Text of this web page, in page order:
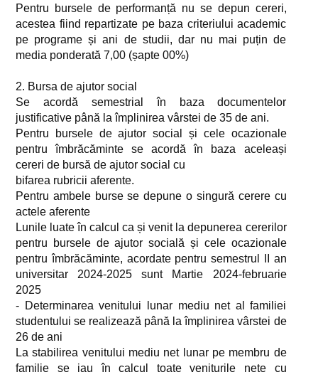
Pentru bursele de performanță nu se depun cereri,
acestea fiind repartizate pe baza criteriului academic
pe programe și ani de studii, dar nu mai puțin de
media ponderată 7,00 (șapte 00%)
2. Bursa de ajutor social
Se acordă semestrial în baza documentelor
justificative până la împlinirea vârstei de 35 de ani.
Pentru bursele de ajutor social și cele ocazionale
pentru îmbrăcăminte se acordă în baza aceleași
cereri de bursă de ajutor social cu
bifarea rubricii aferente.
Pentru ambele burse se depune o singură cerere cu
actele aferente
Lunile luate în calcul ca și venit la depunerea cererilor
pentru bursele de ajutor socială și cele ocazionale
pentru îmbrăcăminte, acordate pentru semestrul II an
universitar 2024-2025 sunt Martie 2024-februarie
2025
- Determinarea venitului lunar mediu net al familiei
studentului se realizează până la împlinirea vârstei de
26 de ani
La stabilirea venitului mediu net lunar pe membru de
familie se iau în calcul toate veniturile nete cu